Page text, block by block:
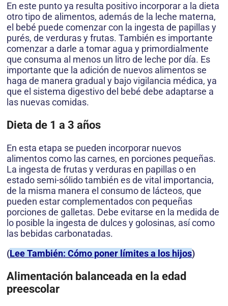
En este punto ya resulta positivo incorporar a la dieta
otro tipo de alimentos, además de la leche materna,
el bebé puede comenzar con la ingesta de papillas y
purés, de verduras y frutas. También es importante
comenzar a darle a tomar agua y primordialmente
que consuma al menos un litro de leche por día. Es
importante que la adición de nuevos alimentos se
haga de manera gradual y bajo vigilancia médica, ya
que el sistema digestivo del bebé debe adaptarse a
las nuevas comidas.
Dieta de 1 a 3 años
En esta etapa se pueden incorporar nuevos
alimentos como las carnes, en porciones pequeñas.
La ingesta de frutas y verduras en papillas o en
estado semi-sólido también es de vital importancia,
de la misma manera el consumo de lácteos, que
pueden estar complementados con pequeñas
porciones de galletas. Debe evitarse en la medida de
lo posible la ingesta de dulces y golosinas, así como
las bebidas carbonatadas.
(Lee También: Cómo poner límites a los hijos)
Alimentación balanceada en la edad
preescolar